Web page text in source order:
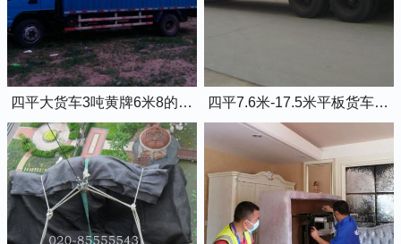
四平大货车3吨黄牌6米8的厢式货车 四平7.6米-17.5米平板货车出租